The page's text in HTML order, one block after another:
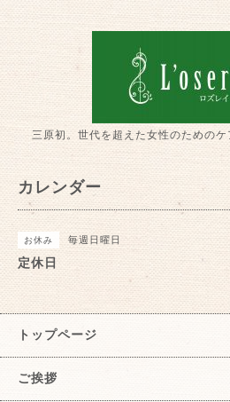
三原初。世代を超えた女性のための
カレンダー
お休み 毎週日曜日
定休日
トップページ
ご挨拶